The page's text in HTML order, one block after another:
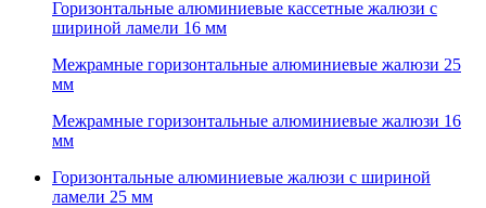
Горизонтальные алюминиевые кассетные жалюзи с
шириной ламели 16 мм
Межрамные горизонтальные алюминиевые жалюзи 25
мм
Межрамные горизонтальные алюминиевые жалюзи 16
мм
Горизонтальные алюминиевые жалюзи с шириной
ламели 25 мм